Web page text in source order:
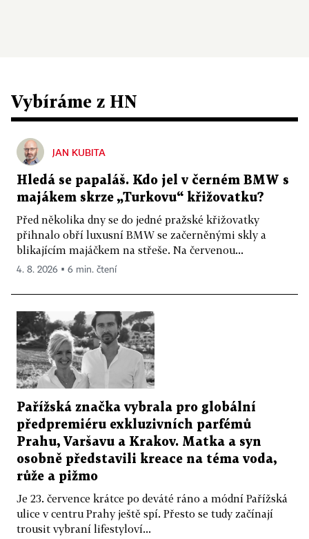
Vybíráme z HN
JAN KUBITA
Hledá se papaláš. Kdo jel v černém BMW s
majákem skrze „Turkovu“ křižovatku?
Před několika dny se do jedné pražské křižovatky
přihnalo obří luxusní BMW se začerněnými skly a
blikajícím majáčkem na střeše. Na červenou...
4. 8. 2026 ▪ 6 min. čtení
Pařížská značka vybrala pro globální
předpremiéru exkluzivních parfémů
Prahu, Varšavu a Krakov. Matka a syn
osobně představili kreace na téma voda,
růže a pižmo
Je 23. července krátce po deváté ráno a módní Pařížská
ulice v centru Prahy ještě spí. Přesto se tudy začínají
trousit vybraní lifestyloví...